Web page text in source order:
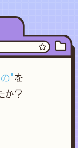
"を
か？